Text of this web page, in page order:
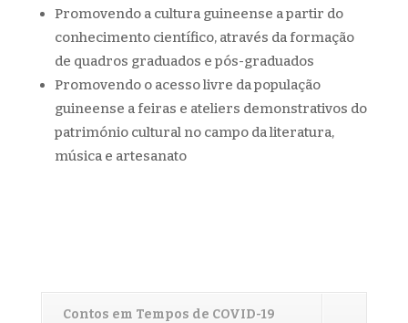
Promovendo a cultura guineense a partir do
conhecimento científico, através da formação
de quadros graduados e pós-graduados
Promovendo o acesso livre da população
guineense a feiras e ateliers demonstrativos do
património cultural no campo da literatura,
música e artesanato
Contos em Tempos de COVID-19